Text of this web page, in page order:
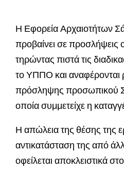
Η Εφορεία Αρχαιοτήτων
προβαίνει σε προσλήψεις
τηρώντας πιστά τις
το ΥΠΠΟ και αναφέρονται
πρόσληψης προσωπικού
οποία συμμετείχε η
Η απώλεια της θέσης της
αντικατάσταση της από
οφείλεται αποκλειστικά